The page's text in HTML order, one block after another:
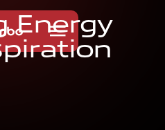
Energy
piration